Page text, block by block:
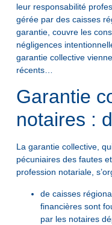
leur responsabilité
gérée par des caisses
garantie, couvre les
négligences
garantie collective
récents…
Garantie
notaires :
La garantie collective,
pécuniaires des fautes
profession notariale,
de caisses
financières sont
par les notaires